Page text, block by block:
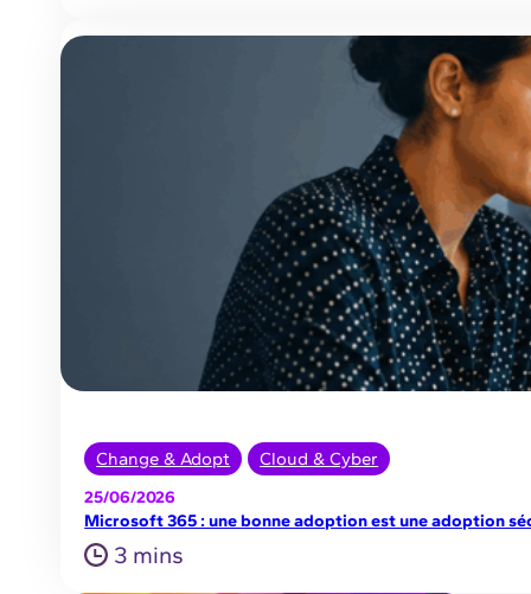
Change & Adopt Cloud & Cyber
25/06/2026
Microsoft 365 : une bonne adoption est une adoption
3 mins